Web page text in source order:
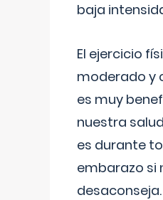
baja
El ejercicio
moderado y
es muy
nuestra
es durante
embarazo si